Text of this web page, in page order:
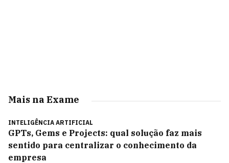
Mais na Exame
INTELIGÊNCIA ARTIFICIAL
GPTs, Gems e Projects: qual solução faz mais
sentido para centralizar o conhecimento da
empresa